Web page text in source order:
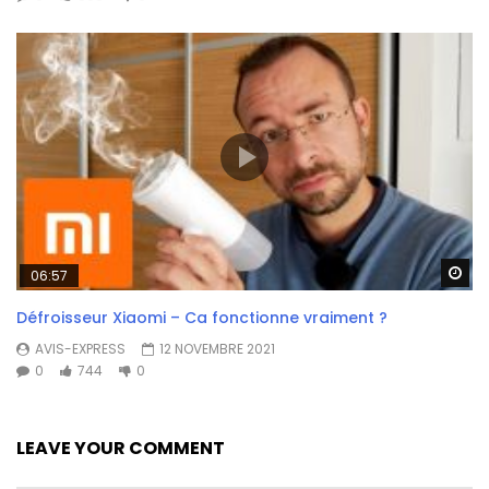
06:57
Défroisseur Xiaomi – Ca fonctionne vraiment ?
AVIS-EXPRESS
12 NOVEMBRE 2021
0
744 0
LEAVE YOUR COMMENT